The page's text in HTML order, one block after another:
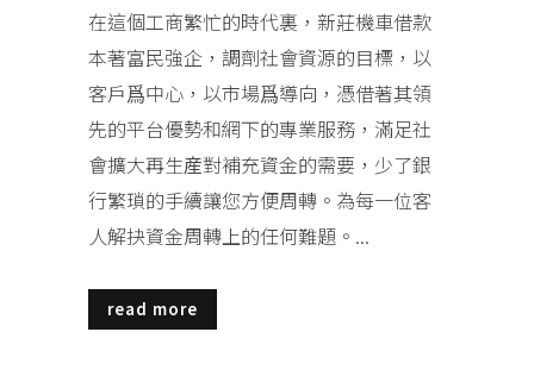
在這個工商繁忙的時代裏，新莊機車借款
本著富民強企，調劑社會資源的目標，以
客戶爲中心，以市場爲導向，憑借著其領
先的平台優勢和網下的專業服務，滿足社
會擴大再生産對補充資金的需要，少了銀
行繁瑣的手續讓您方便周轉。為每一位客
人解抉資金周轉上的任何難題。...
read more